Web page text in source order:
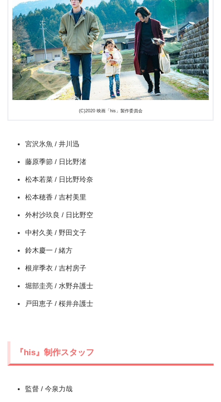
今すぐ無料でU-NEXTで見る
(C)2020 映画「his」製作委員会
宮沢氷魚 / 井川迅
藤原季節 / 日比野渚
松本若菜 / 日比野玲奈
松本穂香 / 吉村美里
外村沙玖良 / 日比野空
中村久美 / 野田文子
鈴木慶一 / 緒方
根岸季衣 / 吉村房子
堀部圭亮 / 水野弁護士
戸田恵子 / 桜井弁護士
『his』制作スタッフ
監督 / 今泉力哉